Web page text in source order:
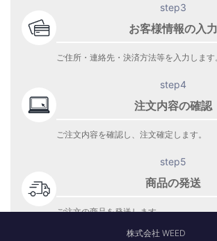
step3
お客様情報の入力
ご住所・連絡先・決済方法等を入力します
step4
注文内容の確認
ご注文内容を確認し、注文確定します。
step5
商品の発送
ご注文の商品を発送します。
株式会社 WEED